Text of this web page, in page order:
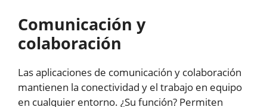
Comunicación y
colaboración
Las aplicaciones de comunicación y colaboración
mantienen la conectividad y el trabajo en equipo
en cualquier entorno. ¿Su función? Permiten